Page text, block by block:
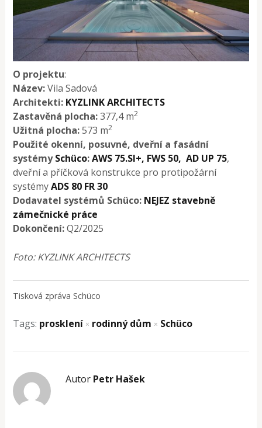
O projektu:
Název:Vila Sadová
Architekti: KYZLINK ARCHITECTS
Zastavěná plocha:377,4 m2
Užitná plocha:573 m2
Použité okenní, posuvné, dveřní a fasádní
systémySchüco:AWS 75.SI+, FWS 50, AD UP 75,
dveřní a příčková konstrukce pro protipožární
systémyADS 80 FR 30
Dodavatel systémů Schüco: NEJEZ stavebně
zámečnické práce
Dokončení:Q2/2025
Foto: KYZLINK ARCHITECTS
Tisková zpráva Schüco
Tags: prosklení × rodinný dům × Schüco
Autor Petr Hašek